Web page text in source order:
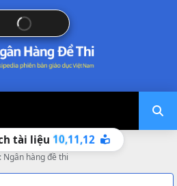
tài liệu 10,11,12
Ngân hàng đề thi